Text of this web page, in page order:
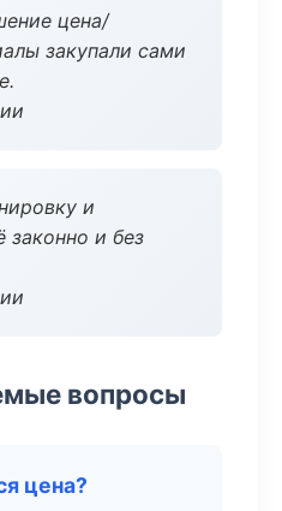
цена/
закупали сами
и
законно и без
вопросы
цена?